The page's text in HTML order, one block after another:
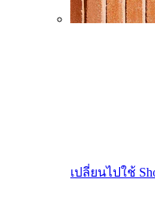
เปลี่ยนไปใช้